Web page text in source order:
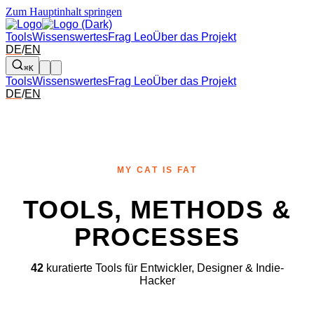
Zum Hauptinhalt springen
ToolsWissenswertesFrag LeoÜber das Projekt
DE/EN
⌘K
ToolsWissenswertesFrag LeoÜber das Projekt
DE/EN
MY CAT IS FAT
TOOLS, METHODS &
PROCESSES
42kuratierte Tools für Entwickler, Designer & Indie-
Hacker